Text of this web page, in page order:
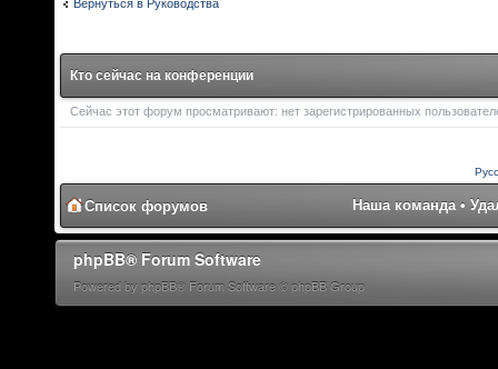
Вернуться в Руководства
Кто сейчас на конференции
Сейчас этот форум просматривают: нет зарегистрированных
Список форумов Наша команда•
phpBB® Forum Software
Powered by phpBB® Forum Software © phpBB Group